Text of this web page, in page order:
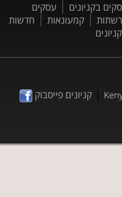
בקניונים
עסקים
קמעונאות
חדשות
|קניונים פייסבוק